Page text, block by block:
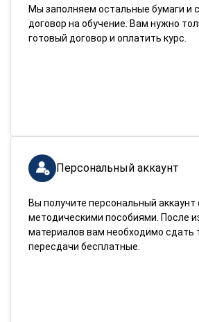
Мы заполняем остальные бумаги и
договор на обучение. Вам нужно
готовый договор и оплатить курс.
Персональный аккаунт
Вы получите персональный аккаунт
методическими пособиями. После
материалов вам необходимо сдать
пересдачи бесплатные.